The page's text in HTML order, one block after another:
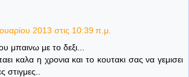
2013 στις 10:39 π.μ.
μπαινω με το δεξι...
καλα η χρονια και το κουτακι σας να γεμισει
στιγμες..